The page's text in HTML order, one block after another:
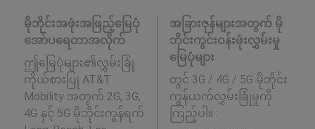
မိုဘိုင်းအဖုံးအဖြည့်မြေပုံ
အော်ပရေတာအလိုက်
ဤမြေပုံများ၏လွှမ်းခြုံ
ကိုယ်စားပြု AT&T
Mobility အတွက် 2G, 3G,
4G နှင့် 5G မိုဘိုင်းကွန်ရက်
အခြားဇုန်များအတွက် မို
ဘိုင်းကွင်းဝန်းဖုံးလွှမ်းမှု
မြေပုံများ
တွင် 3G / 4G / 5G မိုဘိုင်း
ကွန်ယက်လွှမ်းခြုံမှုကို
ကြည့်ပါ။ :